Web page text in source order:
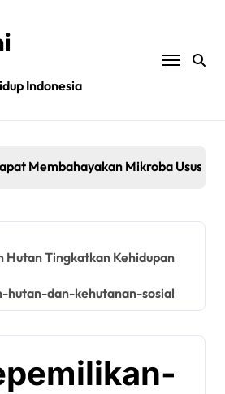
Indonesia
Membahayakan Mikroba Usus
menarik kembali studi tentang
pasokan global yang tidak
Menentang Persetujuan Beras
Hutan Tingkatkan Kehidupan
hutan-dan-kehutanan-sosial